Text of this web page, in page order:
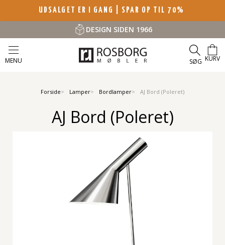
UDSALGET ER I GANG | SPAR OP TIL 70%
DESIGN SIDEN 1966
MENU SØG KURV
Forside Lamper Bordlamper AJ Bord (Poleret)
AJ Bord (Poleret)